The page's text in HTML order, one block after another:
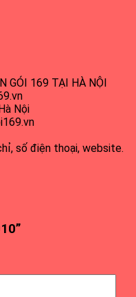
GÓI 169 TẠI HÀ NỘI
Nội
số điện thoại, website.